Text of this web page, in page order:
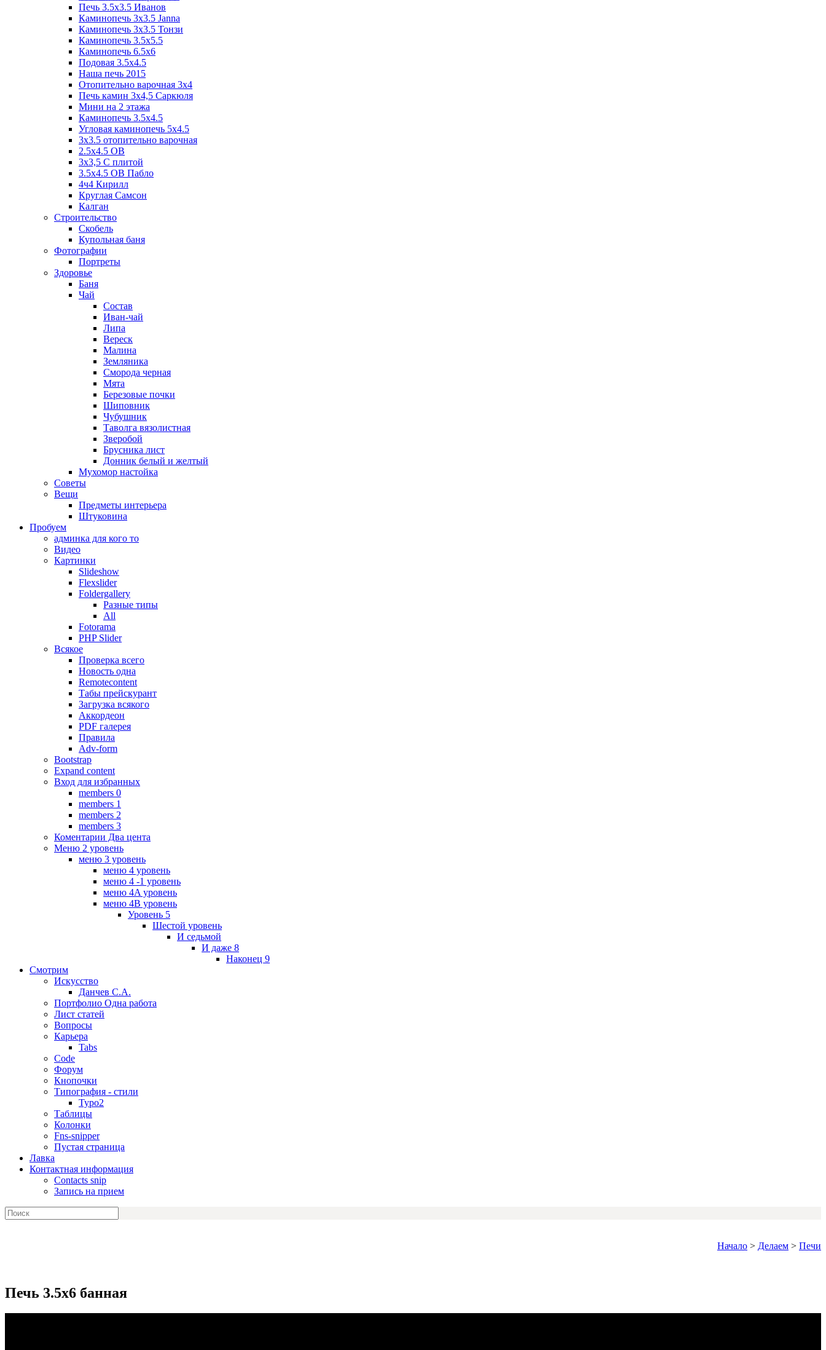
Печь 3.5x3.5 Иванов
Каминопечь 3x3.5 Janna
Каминопечь 3x3.5 Тонзи
Каминопечь 3.5х5.5
Каминопечь 6.5x6
Подовая 3.5х4.5
Наша печь 2015
Отопительно варочная 3х4
Печь камин 3х4,5 Саркюля
Мини на 2 этажа
Каминопечь 3.5х4.5
Угловая каминопечь 5х4.5
3х3.5 отопительно варочная
2.5х4.5 ОВ
3х3,5 C плитой
3.5х4.5 ОВ Пабло
4ч4 Кирилл
Круглая Самсон
Калган
Строительство
Скобель
Купольная баня
Фотографии
Портреты
Здоровье
Баня
Чай
Состав
Иван-чай
Липа
Вереск
Малина
Земляника
Сморода черная
Мята
Березовые почки
Шиповник
Чубушник
Таволга вязолистная
Зверобой
Брусника лист
Донник белый и желтый
Мухомор настойка
Советы
Вещи
Предметы интерьера
Штуковина
Пробуем
админка для кого то
Видео
Картинки
Slideshow
Flexslider
Foldergallery
Разные типы
All
Fotorama
PHP Slider
Всякое
Проверка всего
Новость одна
Remotecontent
Табы прейскурант
Загрузка всякого
Аккордеон
PDF галерея
Правила
Adv-form
Bootstrap
Expand content
Вход для избранных
members 0
members 1
members 2
members 3
Коментарии Два цента
Меню 2 уровень
меню 3 уровень
меню 4 уровень
меню 4 -1 уровень
меню 4A уровень
меню 4B уровень
Уровень 5
Шестой уровень
И седьмой
И даже 8
Наконец 9
Смотрим
Искусство
Данчев С.А.
Портфолио Одна работа
Лист статей
Вопросы
Карьера
Tabs
Code
Форум
Кнопочки
Типография - стили
Typo2
Таблицы
Колонки
Fns-snipper
Пустая страница
Лавка
Контактная информация
Contacts snip
Запись на прием
Начало > Делаем > Печи
Печь 3.5x6 банная